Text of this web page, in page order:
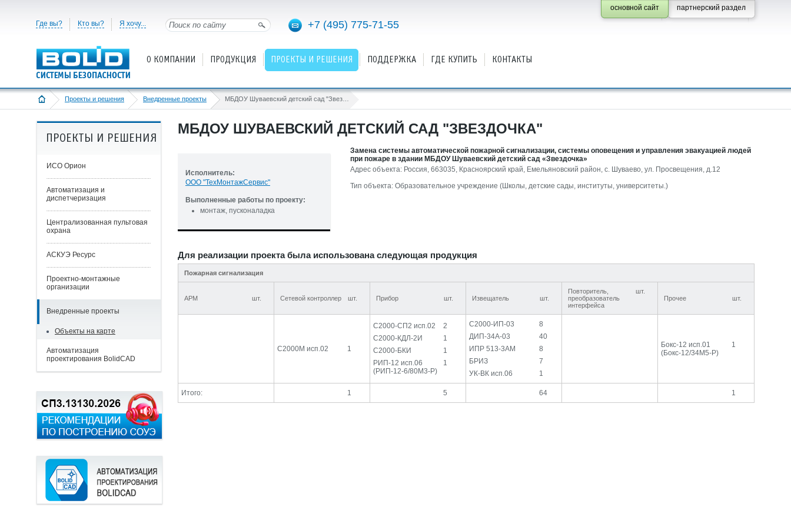
Где вы? Кто вы? Я хочу... +7 (495) 775-71-55
партнерский раздел
основной сайт
О КОМПАНИИ ПРОДУКЦИЯ ПРОЕКТЫ И РЕШЕНИЯ ПОДДЕРЖКА ГДЕ КУПИТЬ КОНТАКТЫ
Проекты и решения Внедренные проекты
ПРОЕКТЫ И РЕШЕНИЯ
ИСО Орион
Автоматизация и
диспетчеризация
Централизованная пультовая
охрана
АСКУЭ Ресурс
Проектно-монтажные
организации
Внедренные проекты
Объекты на карте
Автоматизация
проектирования BolidCAD
МБДОУ ШУВАЕВСКИЙ ДЕТСКИЙ САД "ЗВЕЗДОЧКА"
Исполнитель:
ООО "ТехМонтажСервис"
Выполненные работы по проекту:
монтаж, пусконаладка
Замена системы автоматической пожарной сигнализации, системы оповещения и управления эвакуацией людей
при пожаре в здании МБДОУ Шуваевский детский сад «Звездочка»
Адрес объекта: Россия, 663035, Красноярский край, Емельяновский район, с. Шуваево, ул. Просвещения, д.12
Тип объекта: Образовательное учреждение (Школы, детские сады, институты, университеты.)
Для реализации проекта была использована следующая продукция
Пожарная сигнализация
АРМ шт. Сетевой контроллер шт. Прибор шт. Извещатель шт.
Повторитель,
преобразователь
интерфейса
шт.
Прочее
шт.
С2000М исп.02 1
С2000-СП2 исп.02
2
С2000-КДЛ-2И
1
С2000-БКИ
1
РИП-12 исп.06
(РИП-12-6/80М3-Р)
1
С2000-ИП-03
8
ДИП-34А-03
40
ИПР 513-3АМ
8
БРИЗ
7
УК-ВК исп.06
1
Бокс-12 исп.01
(Бокс-12/34М5-Р)
1
Итого: 1 5 64 1